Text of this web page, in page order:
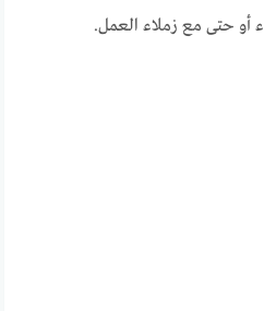
أو حتى مع زملاء العمل.